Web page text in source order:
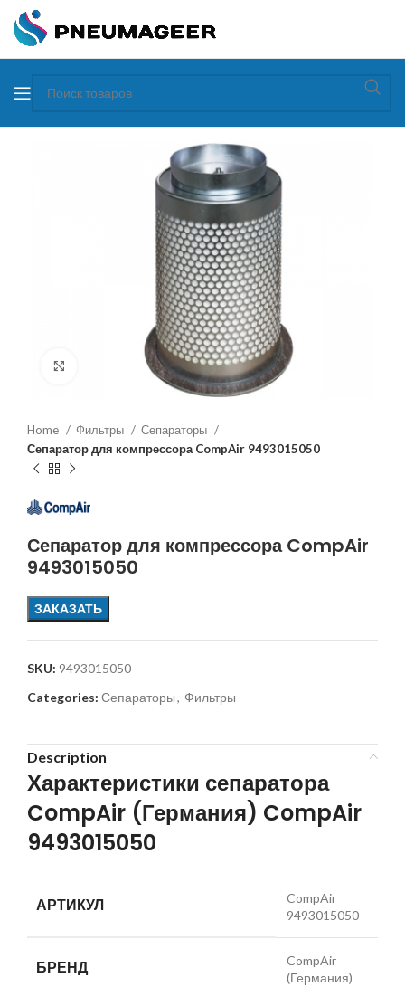
Home Фильтры
Сепараторы
Сепаратор для компрессора CompAir 9493015050
Сепаратор для компрессора CompAir
9493015050
ЗАКАЗАТЬ
SKU: 9493015050
Categories: Сепараторы, Фильтры
Description
Характеристики сепаратора
CompAir (Германия) CompAir
9493015050
АРТИКУЛ
CompAir
9493015050
БРЕНД
CompAir
(Германия)